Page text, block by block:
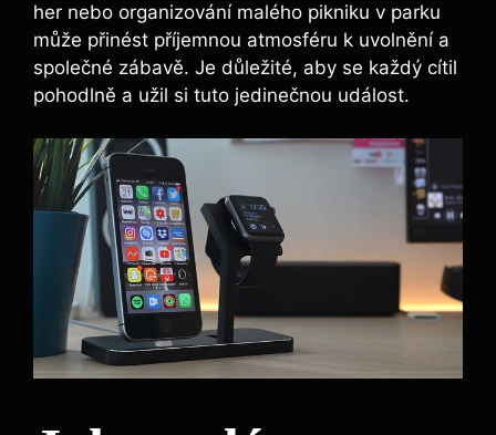
her nebo organizování malého pikniku v parku
může přinést příjemnou atmosféru k uvolnění a
společné zábavě. Je důležité, aby se každý cítil
pohodlně a užil si tuto jedinečnou událost.